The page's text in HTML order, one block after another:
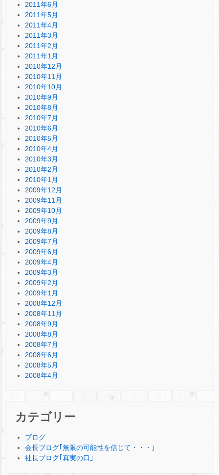
2011年6月
2011年5月
2011年4月
2011年3月
2011年2月
2011年1月
2010年12月
2010年11月
2010年10月
2010年9月
2010年8月
2010年7月
2010年6月
2010年5月
2010年4月
2010年3月
2010年2月
2010年1月
2009年12月
2009年11月
2009年10月
2009年9月
2009年8月
2009年7月
2009年6月
2009年4月
2009年3月
2009年2月
2009年1月
2008年12月
2008年11月
2008年9月
2008年8月
2008年7月
2008年6月
2008年5月
2008年4月
カテゴリー
ブログ
会長ブログ｢無限の可能性を信じて・・・｣
社長ブログ｢真実の口｣